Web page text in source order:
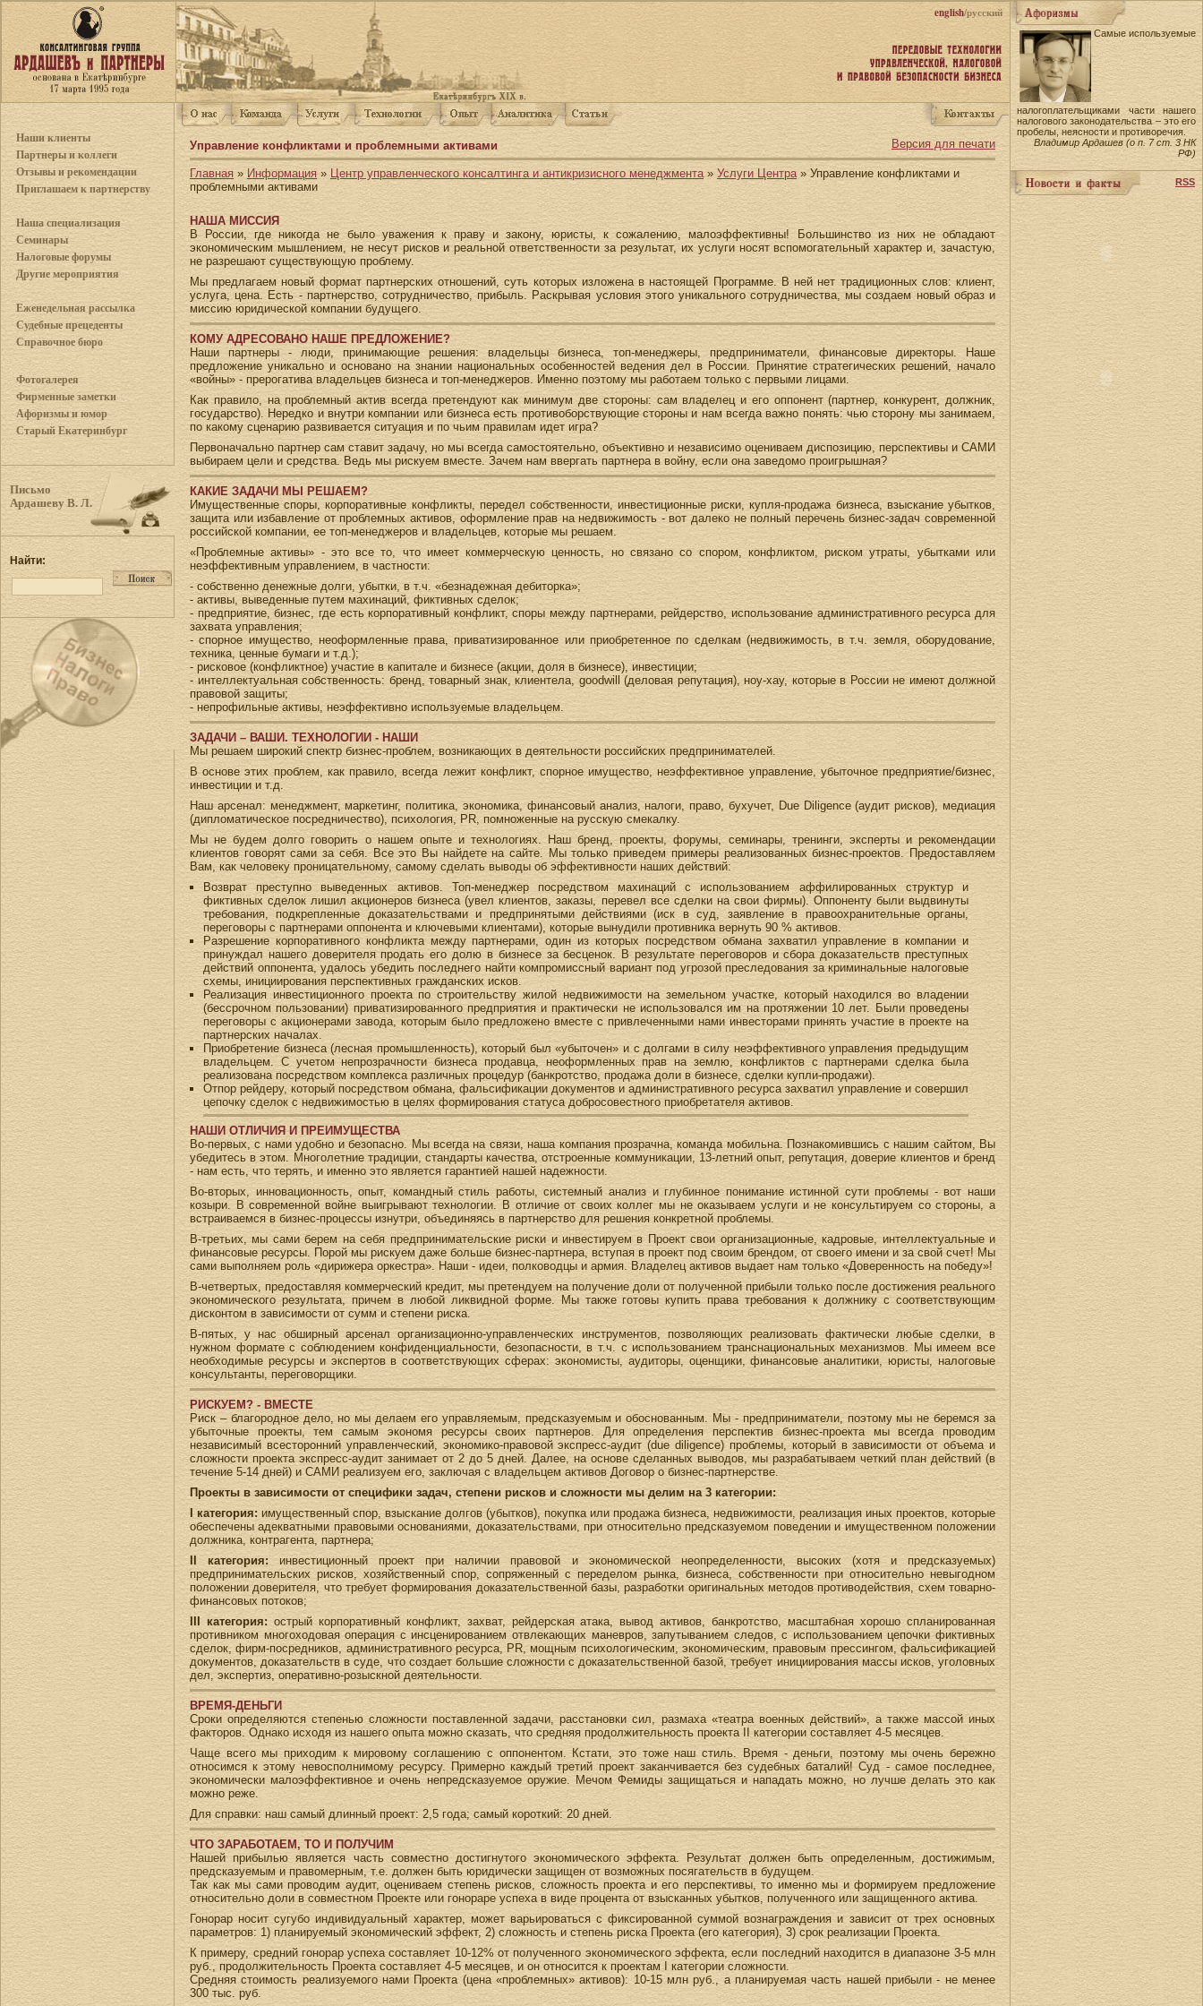
english/русский
Наши клиенты
Партнеры и коллеги
Отзывы и рекомендации
Приглашаем к партнерству
Наша специализация
Семинары
Налоговые форумы
Другие мероприятия
Еженедельная рассылка
Судебные прецеденты
Справочное бюро
Фотогалерея
Фирменные заметки
Афоризмы и юмор
Старый Екатеринбург
Письмо
Ардашеву В. Л.
Найти:
Версия для печати
Управление конфликтами и проблемными активами
Главная » Информация» Центр управленческого консалтинга и антикризисного менеджмента » Услуги Центра » Управление конфликтами и
проблемными активами
НАША МИССИЯ
В России, где никогда не было уважения к праву и закону, юристы, к сожалению, малоэффективны! Большинство из них не обладают
экономическим мышлением, не несут рисков и реальной ответственности за результат, их услуги носят вспомогательный характер и, зачастую,
не разрешают существующую проблему.
Мы предлагаем новый формат партнерских отношений, суть которых изложена в настоящей Программе. В ней нет традиционных слов: клиент,
услуга, цена. Есть - партнерство, сотрудничество, прибыль. Раскрывая условия этого уникального сотрудничества, мы создаем новый образ и
миссию юридической компании будущего.
КОМУ АДРЕСОВАНО НАШЕ ПРЕДЛОЖЕНИЕ?
Наши партнеры - люди, принимающие решения: владельцы бизнеса, топ-менеджеры, предприниматели, финансовые директоры. Наше
предложение уникально и основано на знании национальных особенностей ведения дел в России. Принятие стратегических решений, начало
«войны» - прерогатива владельцев бизнеса и топ-менеджеров. Именно поэтому мы работаем только с первыми лицами.
Как правило, на проблемный актив всегда претендуют как минимум две стороны: сам владелец и его оппонент (партнер, конкурент, должник,
государство). Нередко и внутри компании или бизнеса есть противоборствующие стороны и нам всегда важно понять: чью сторону мы занимаем,
по какому сценарию развивается ситуация и по чьим правилам идет игра?
Первоначально партнер сам ставит задачу, но мы всегда самостоятельно, объективно и независимо оцениваем диспозицию, перспективы и САМИ
выбираем цели и средства. Ведь мы рискуем вместе. Зачем нам ввергать партнера в войну, если она заведомо проигрышная?
КАКИЕ ЗАДАЧИ МЫ РЕШАЕМ?
Имущественные споры, корпоративные конфликты, передел собственности, инвестиционные риски, купля-продажа бизнеса, взыскание убытков,
защита или избавление от проблемных активов, оформление прав на недвижимость - вот далеко не полный перечень бизнес-задач современной
российской компании, ее топ-менеджеров и владельцев, которые мы решаем.
«Проблемные активы» - это все то, что имеет коммерческую ценность, но связано со спором, конфликтом, риском утраты, убытками или
неэффективным управлением, в частности:
- собственно денежные долги, убытки, в т.ч. «безнадежная дебиторка»;
- активы, выведенные путем махинаций, фиктивных сделок;
- предприятие, бизнес, где есть корпоративный конфликт, споры между партнерами, рейдерство, использование административного ресурса для
захвата управления;
- спорное имущество, неоформленные права, приватизированное или приобретенное по сделкам (недвижимость, в т.ч. земля, оборудование,
техника, ценные бумаги и т.д.);
- рисковое (конфликтное) участие в капитале и бизнесе (акции, доля в бизнесе), инвестиции;
- интеллектуальная собственность: бренд, товарный знак, клиентела, goodwill (деловая репутация), ноу-хау, которые в России не имеют должной
правовой защиты;
- непрофильные активы, неэффективно используемые владельцем.
ЗАДАЧИ – ВАШИ. ТЕХНОЛОГИИ - НАШИ
Мы решаем широкий спектр бизнес-проблем, возникающих в деятельности российских предпринимателей.
В основе этих проблем, как правило, всегда лежит конфликт, спорное имущество, неэффективное управление, убыточное предприятие/бизнес,
инвестиции и т.д.
Наш арсенал: менеджмент, маркетинг, политика, экономика, финансовый анализ, налоги, право, бухучет, Due Diligence (аудит рисков), медиация
(дипломатическое посредничество), психология, PR, помноженные на русскую смекалку.
Мы не будем долго говорить о нашем опыте и технологиях. Наш бренд, проекты, форумы, семинары, тренинги, эксперты и рекомендации
клиентов говорят сами за себя. Все это Вы найдете на сайте. Мы только приведем примеры реализованных бизнес-проектов. Предоставляем
Вам, как человеку проницательному, самому сделать выводы об эффективности наших действий:
Возврат преступно выведенных активов. Топ-менеджер посредством махинаций с использованием аффилированных структур и
фиктивных сделок лишил акционеров бизнеса (увел клиентов, заказы, перевел все сделки на свои фирмы). Оппоненту были выдвинуты
требования, подкрепленные доказательствами и предпринятыми действиями (иск в суд, заявление в правоохранительные органы,
переговоры с партнерами оппонента и ключевыми клиентами), которые вынудили противника вернуть 90 % активов.
Разрешение корпоративного конфликта между партнерами, один из которых посредством обмана захватил управление в компании и
принуждал нашего доверителя продать его долю в бизнесе за бесценок. В результате переговоров и сбора доказательств преступных
действий оппонента, удалось убедить последнего найти компромиссный вариант под угрозой преследования за криминальные налоговые
схемы, инициирования перспективных гражданских исков.
Реализация инвестиционного проекта по строительству жилой недвижимости на земельном участке, который находился во владении
(бессрочном пользовании) приватизированного предприятия и практически не использовался им на протяжении 10 лет. Были проведены
переговоры с акционерами завода, которым было предложено вместе с привлеченными нами инвесторами принять участие в проекте на
партнерских началах.
Приобретение бизнеса (лесная промышленность), который был «убыточен» и с долгами в силу неэффективного управления предыдущим
владельцем. С учетом непрозрачности бизнеса продавца, неоформленных прав на землю, конфликтов с партнерами сделка была
реализована посредством комплекса различных процедур (банкротство, продажа доли в бизнесе, сделки купли-продажи).
Отпор рейдеру, который посредством обмана, фальсификации документов и административного ресурса захватил управление и совершил
цепочку сделок с недвижимостью в целях формирования статуса добросовестного приобретателя активов.
НАШИ ОТЛИЧИЯ И ПРЕИМУЩЕСТВА
Во-первых, с нами удобно и безопасно. Мы всегда на связи, наша компания прозрачна, команда мобильна. Познакомившись с нашим сайтом, Вы
убедитесь в этом. Многолетние традиции, стандарты качества, отстроенные коммуникации, 13-летний опыт, репутация, доверие клиентов и бренд
- нам есть, что терять, и именно это является гарантией нашей надежности.
Во-вторых, инновационность, опыт, командный стиль работы, системный анализ и глубинное понимание истинной сути проблемы - вот наши
козыри. В современной войне выигрывают технологии. В отличие от своих коллег мы не оказываем услуги и не консультируем со стороны, а
встраиваемся в бизнес-процессы изнутри, объединяясь в партнерство для решения конкретной проблемы.
В-третьих, мы сами берем на себя предпринимательские риски и инвестируем в Проект свои организационные, кадровые, интеллектуальные и
финансовые ресурсы. Порой мы рискуем даже больше бизнес-партнера, вступая в проект под своим брендом, от своего имени и за свой счет! Мы
сами выполняем роль «дирижера оркестра». Наши - идеи, полководцы и армия. Владелец активов выдает нам только «Доверенность на победу»!
В-четвертых, предоставляя коммерческий кредит, мы претендуем на получение доли от полученной прибыли только после достижения реального
экономического результата, причем в любой ликвидной форме. Мы также готовы купить права требования к должнику с соответствующим
дисконтом в зависимости от сумм и степени риска.
В-пятых, у нас обширный арсенал организационно-управленческих инструментов, позволяющих реализовать фактически любые сделки, в
нужном формате с соблюдением конфиденциальности, безопасности, в т.ч. с использованием транснациональных механизмов. Мы имеем все
необходимые ресурсы и экспертов в соответствующих сферах: экономисты, аудиторы, оценщики, финансовые аналитики, юристы, налоговые
консультанты, переговорщики.
РИСКУЕМ? - ВМЕСТЕ
Риск – благородное дело, но мы делаем его управляемым, предсказуемым и обоснованным. Мы - предприниматели, поэтому мы не беремся за
убыточные проекты, тем самым экономя ресурсы своих партнеров. Для определения перспектив бизнес-проекта мы всегда проводим
независимый всесторонний управленческий, экономико-правовой экспресс-аудит (due diligence) проблемы, который в зависимости от объема и
сложности проекта экспресс-аудит занимает от 2 до 5 дней. Далее, на основе сделанных выводов, мы разрабатываем четкий план действий (в
течение 5-14 дней) и САМИ реализуем его, заключая с владельцем активов Договор о бизнес-партнерстве.
Проекты в зависимости от специфики задач, степени рисков и сложности мы делим на 3 категории:
I категория: имущественный спор, взыскание долгов (убытков), покупка или продажа бизнеса, недвижимости, реализация иных проектов, которые
обеспечены адекватными правовыми основаниями, доказательствами, при относительно предсказуемом поведении и имущественном положении
должника, контрагента, партнера;
II категория: инвестиционный проект при наличии правовой и экономической неопределенности, высоких (хотя и предсказуемых)
предпринимательских рисков, хозяйственный спор, сопряженный с переделом рынка, бизнеса, собственности при относительно невыгодном
положении доверителя, что требует формирования доказательственной базы, разработки оригинальных методов противодействия, схем товарно-
финансовых потоков;
III категория:острый корпоративный конфликт, захват, рейдерская атака, вывод активов, банкротство, масштабная хорошо спланированная
противником многоходовая операция с инсценированием отвлекающих маневров, запутыванием следов, с использованием цепочки фиктивных
сделок, фирм-посредников, административного ресурса, PR, мощным психологическим, экономическим, правовым прессингом, фальсификацией
документов, доказательств в суде, что создает большие сложности с доказательственной базой, требует инициирования массы исков, уголовных
дел, экспертиз, оперативно-розыскной деятельности.
ВРЕМЯ-ДЕНЬГИ
Сроки определяются степенью сложности поставленной задачи, расстановки сил, размаха «театра военных действий», а также массой иных
факторов. Однако исходя из нашего опыта можно сказать, что средняя продолжительность проекта II категории составляет 4-5 месяцев.
Чаще всего мы приходим к мировому соглашению с оппонентом. Кстати, это тоже наш стиль. Время - деньги, поэтому мы очень бережно
относимся к этому невосполнимому ресурсу. Примерно каждый третий проект заканчивается без судебных баталий! Суд - самое последнее,
экономически малоэффективное и очень непредсказуемое оружие. Мечом Фемиды защищаться и нападать можно, но лучше делать это как
можно реже.
Для справки: наш самый длинный проект: 2,5 года; самый короткий: 20 дней.
ЧТО ЗАРАБОТАЕМ, ТО И ПОЛУЧИМ
Нашей прибылью является часть совместно достигнутого экономического эффекта. Результат должен быть определенным, достижимым,
предсказуемым и правомерным, т.е. должен быть юридически защищен от возможных посягательств в будущем.
Так как мы сами проводим аудит, оцениваем степень рисков, сложность проекта и его перспективы, то именно мы и формируем предложение
относительно доли в совместном Проекте или гонораре успеха в виде процента от взысканных убытков, полученного или защищенного актива.
Гонорар носит сугубо индивидуальный характер, может варьироваться с фиксированной суммой вознаграждения и зависит от трех основных
параметров: 1) планируемый экономический эффект, 2) сложность и степень риска Проекта (его категория), 3) срок реализации Проекта.
К примеру, средний гонорар успеха составляет 10-12% от полученного экономического эффекта, если последний находится в диапазоне 3-5 млн
руб., продолжительность Проекта составляет 4-5 месяцев, и он относится к проектам I категории сложности.
Средняя стоимость реализуемого нами Проекта (цена «проблемных» активов): 10-15 млн руб., а планируемая часть нашей прибыли - не менее
300 тыс. руб.
Самые используемые
налогоплательщиками части нашего
налогового законодательства – это его
пробелы, неясности и противоречия.
Владимир Ардашев (о п. 7 ст. 3 НК
РФ)
RSS